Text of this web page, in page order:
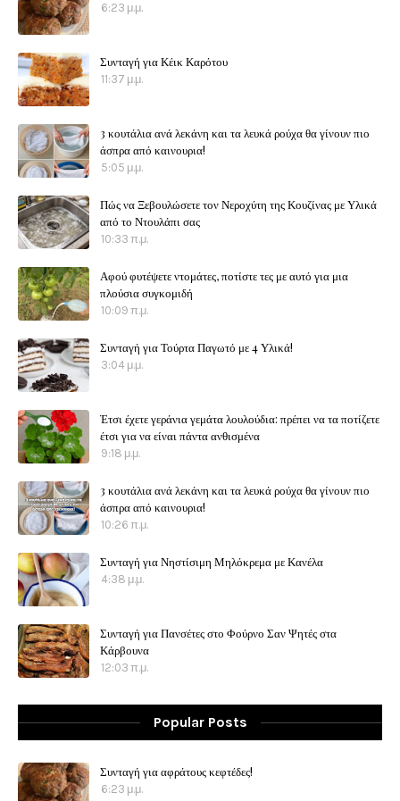
6:23 μ.μ.
Συνταγή για Κέικ Καρότου
11:37 μ.μ.
3 κουτάλια ανά λεκάνη και τα λευκά ρούχα θα γίνουν πιο
άσπρα από καινουρια!
5:05 μ.μ.
Πώς να Ξεβουλώσετε τον Νεροχύτη της Κουζίνας με Υλικά
από το Ντουλάπι σας
10:33 π.μ.
Αφού φυτέψετε ντομάτες, ποτίστε τες με αυτό για μια
πλούσια συγκομιδή
10:09 π.μ.
Συνταγή για Τούρτα Παγωτό με 4 Υλικά!
3:04 μ.μ.
Έτσι έχετε γεράνια γεμάτα λουλούδια: πρέπει να τα ποτίζετε
έτσι για να είναι πάντα ανθισμένα
9:18 μ.μ.
3 κουτάλια ανά λεκάνη και τα λευκά ρούχα θα γίνουν πιο
άσπρα από καινουρια!
10:26 π.μ.
Συνταγή για Νηστίσιμη Μηλόκρεμα με Κανέλα
4:38 μ.μ.
Συνταγή για Πανσέτες στο Φούρνο Σαν Ψητές στα
Κάρβουνα
12:03 π.μ.
Popular Posts
Συνταγή για αφράτους κεφτέδες!
6:23 μ.μ.